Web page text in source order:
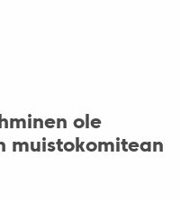
ole
muistokomitean